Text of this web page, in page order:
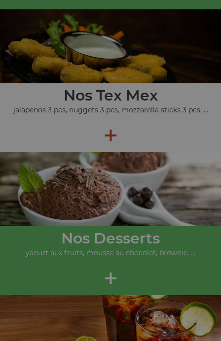
Nos Tex Mex
jalapenos 3 pcs, nuggets 3 pcs, mozzarella sticks 3 pcs, ...
+
Nos Desserts
yaourt aux fruits, mousse au chocolat, brownie, ...
+